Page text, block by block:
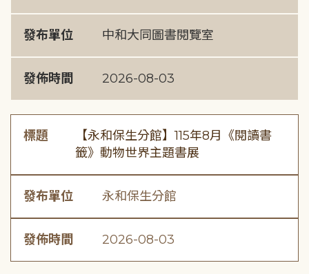
發布單位 中和大同圖書閱覽室
發佈時間 2026-08-03
標題
【永和保生分館】115年8月《閱讀書
籤》動物世界主題書展
發布單位 永和保生分館
發佈時間 2026-08-03